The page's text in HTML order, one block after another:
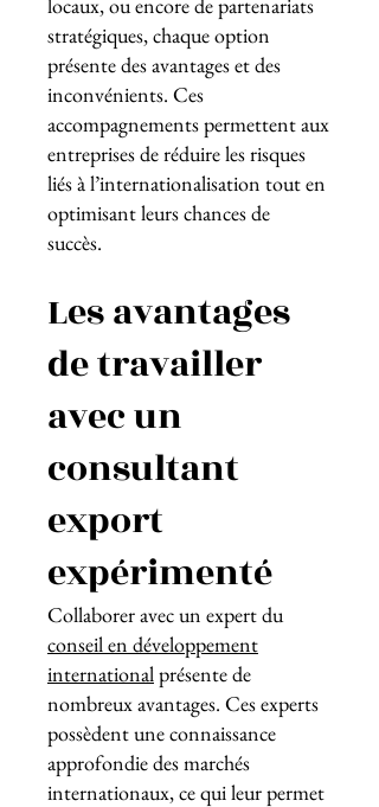
stratégiques, chaque option
présente des avantages et des
inconvénients. Ces
accompagnements permettent aux
entreprises de réduire les risques
liés à l’internationalisation tout en
optimisant leurs chances de
succès.
Les avantages
de travailler
avec un
consultant
export
expérimenté
Collaborer avec un expert du
conseil en développement
internationalprésente de
nombreux avantages. Ces experts
possèdent une connaissance
approfondie des marchés
internationaux, ce qui leur permet